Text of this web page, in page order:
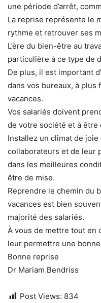
une période d’arrêt,
La reprise représente le
rythme et retrouver ses
L’ère du bien-être au
particulière à ce type de
De plus, il est important
dans vos bureaux, à
vacances.
Vos salariés doivent
de votre société et à être
Installez un climat de
collaborateurs et de leur
dans les meilleures
être de mise.
Reprendre le chemin du
vacances est bien
majorité des salariés.
À vous de mettre tout
leur permettre une
Bonne reprise
Dr Mariam Bendriss
Post Views: 834